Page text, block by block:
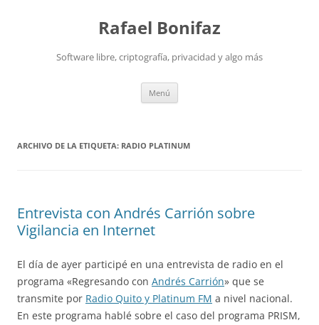
Rafael Bonifaz
Software libre, criptografía, privacidad y algo más
Menú
ARCHIVO DE LA ETIQUETA: RADIO PLATINUM
Entrevista con Andrés Carrión sobre
Vigilancia en Internet
El día de ayer participé en una entrevista de radio en el
programa «Regresando con Andrés Carrión» que se
transmite por Radio Quito y Platinum FM a nivel nacional.
En este programa hablé sobre el caso del programa PRISM,